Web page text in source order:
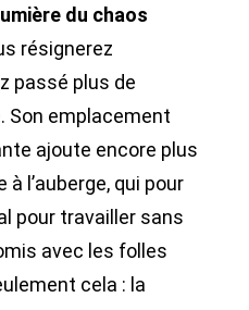
du chaos
résignerez
passé plus de
Son emplacement
ajoute encore plus
l’auberge, qui pour
pour travailler sans
avec les folles
cela : la